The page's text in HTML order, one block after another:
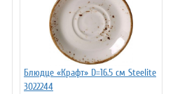
Блюдце «Крафт» D=16.5 см Steelite
3022244